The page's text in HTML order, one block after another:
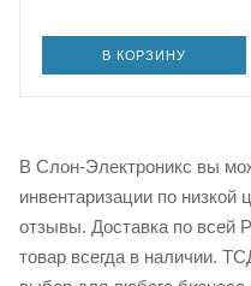
В КОРЗИНУ
В Слон-Электроникс вы
инвентаризации по низкой
отзывы. Доставка по всей
товар всегда в наличии.